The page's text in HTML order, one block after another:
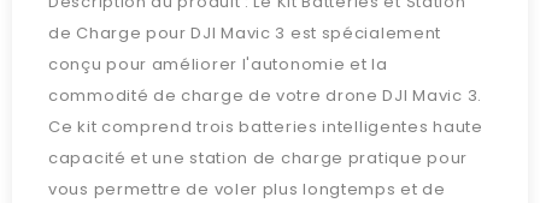
de Charge pour DJI Mavic 3 est spécialement
conçu pour améliorer l'autonomie et la
commodité de charge de votre drone DJI Mavic 3.
Ce kit comprend trois batteries intelligentes haute
capacité et une station de charge pratique pour
vous permettre de voler plus longtemps et de